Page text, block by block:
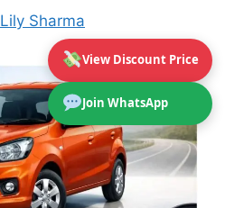
View Discount Price
Join WhatsApp
Lily Sharma